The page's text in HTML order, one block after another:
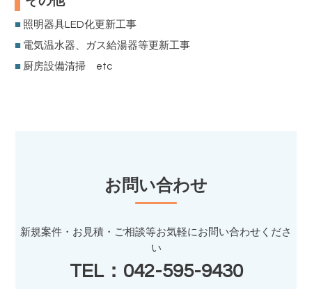
■ 照明器具LED化更新工事
■ 電気温水器、ガス給湯器等更新工事
■ 厨房設備清掃 etc
お問い合わせ
新規案件・お見積・ご相談等お気軽にお問い合わせくださ
い
TEL：042-595-9430